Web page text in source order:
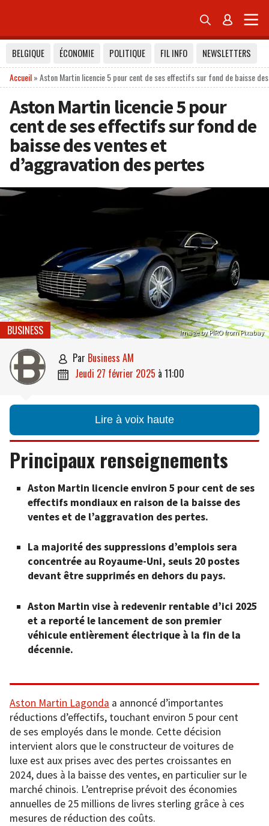
 
BELGIQUE ÉCONOMIE POLITIQUE FIL INFO
NEWSLETTERS
Accueil»Aston Martin licencie 5 pour cent de ses effectifs sur fond de baisse
Aston Martin licencie 5 pour
cent de ses effectifs sur fond de
baisse des ventes et
d’aggravation des pertes
Image by PIRO from Pixabay
BUSINESS
 par Business AM
 jeudi 27 février 2025 à 11:00
Lire à voix haute
Principaux renseignements
Aston Martin licencie environ 5 pour cent de ses
effectifs mondiaux en raison de la baisse des
ventes et de l’aggravation des pertes.
La majorité des suppressions d’emplois sera
concentrée au Royaume-Uni, seuls 20 postes
devant être supprimés en dehors du pays.
Aston Martin vise à redevenir rentable d’ici 2025
et a reporté le lancement de son premier
véhicule entièrement électrique à la fin de la
décennie.
Aston Martin Lagonda a annoncé d’importantes
réductions d’effectifs, touchant environ 5 pour cent
de ses employés dans le monde. Cette décision
intervient alors que le constructeur de voitures de
luxe est aux prises avec des pertes croissantes en
2024, dues à la baisse des ventes, en particulier sur le
marché chinois. L’entreprise prévoit des économies
annuelles de 25 millions de livres sterling grâce à ces
mesures de réduction des coûts.